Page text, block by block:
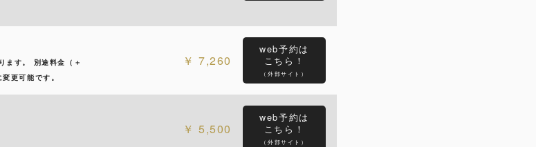
ます。 別途料金（＋
更可能です。
7,260
web予約は
こちら！
（外部サイト）
5,500
web予約は
こちら！
（外部サイト）